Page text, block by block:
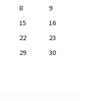
8
9
15
16
22
23
29
30